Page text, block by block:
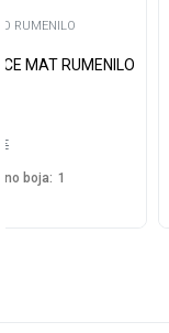
RUMENILO
MAT RUMENILO
€
boja: 1